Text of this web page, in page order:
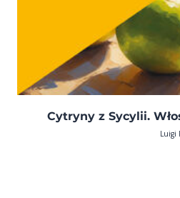
Cytryny z Sycylii.
Luigi